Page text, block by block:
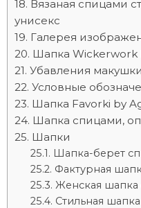
Вязаная спицами
унисекс
Галерея
Шапка Wickerwork
Убавления
Условные
Шапка Favorki by
Шапка спицами,
Шапки
Шапка-берет
Фактурная
Женская шапка
Стильная